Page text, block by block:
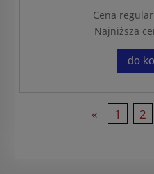
Cena
Najniższa
do
« 1 2